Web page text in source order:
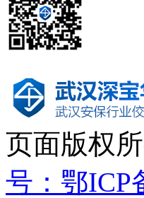
页面版权
号：鄂ICP